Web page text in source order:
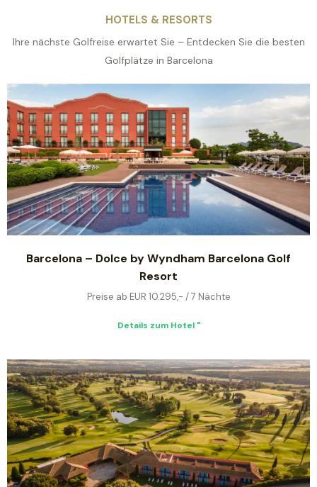
HOTELS & RESORTS
Ihre nächste Golfreise erwartet Sie – Entdecken Sie die besten
Golfplätze in Barcelona
Barcelona – Dolce by Wyndham Barcelona Golf
Resort
Preise ab EUR 10.295,- / 7 Nächte
Details zum Hotel "